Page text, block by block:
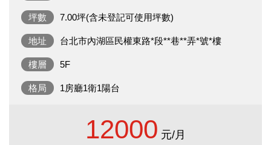
坪數 7.00坪(含未登記可使用坪數)
地址 台北市內湖區民權東路*段**巷**弄*號*樓
樓層 5F
格局 1房廳1衛1陽台
12000 元/月